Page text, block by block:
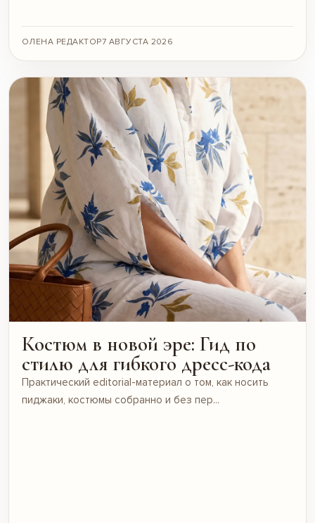
ОЛЕНА РЕДАКТОР7 АВГУСТА 2026
Костюм в новой эре: Гид по
стилю для гибкого дресс-кода
Практический editorial-материал о том, как носить
пиджаки, костюмы собранно и без пер...